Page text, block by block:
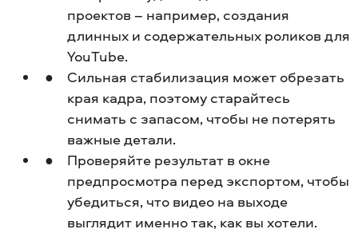
проектов – например, создания
длинных и содержательных роликов для
YouTube.
Сильная стабилизация может обрезать
края кадра, поэтому старайтесь
снимать с запасом, чтобы не потерять
важные детали.
Проверяйте результат в окне
предпросмотра перед экспортом, чтобы
убедиться, что видео на выходе
выглядит именно так, как вы хотели.